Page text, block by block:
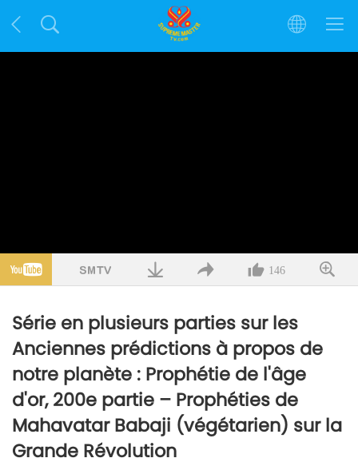
146
Série en plusieurs parties sur les
Anciennes prédictions à propos de
notre planète : Prophétie de l'âge
d'or, 200e partie – Prophéties de
Mahavatar Babaji (végétarien) sur la
Grande Révolution